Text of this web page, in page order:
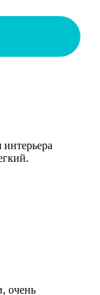
интерьера
очень